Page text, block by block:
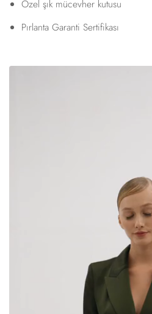
Özel şık mücevher kutusu
Pırlanta Garanti Sertifikası